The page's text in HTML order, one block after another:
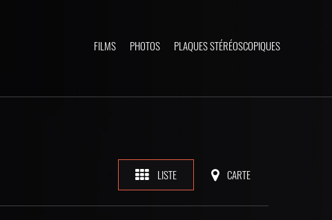
FILMS PHOTOS PLAQUES STÉRÉOSCOPIQUES
LISTE CARTE